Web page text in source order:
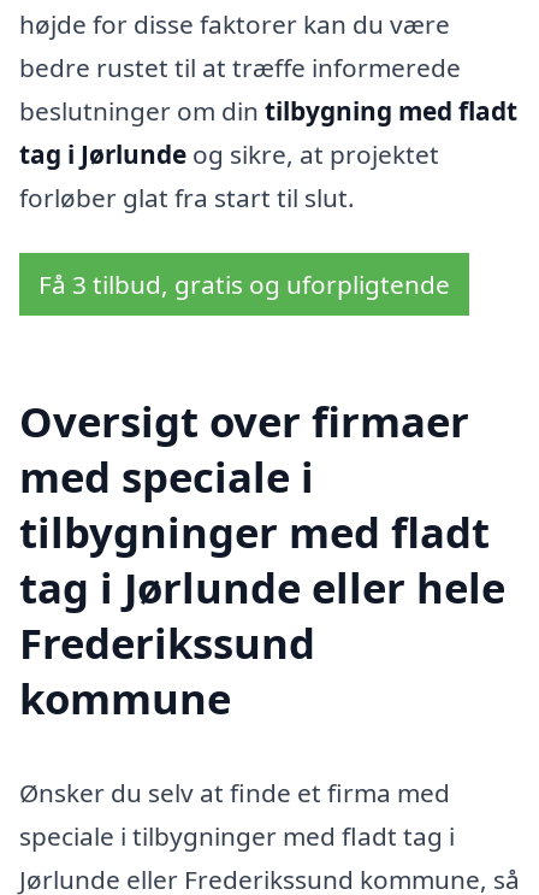
højde for disse faktorer kan du være
bedre rustet til at træffe informerede
beslutninger om din tilbygning med fladt
tag i Jørlunde og sikre, at projektet
forløber glat fra start til slut.
Få 3 tilbud, gratis og uforpligtende
Oversigt over firmaer
med speciale i
tilbygninger med fladt
tag i Jørlunde eller hele
Frederikssund
kommune
Ønsker du selv at finde et firma med
speciale i tilbygninger med fladt tag i
Jørlunde eller Frederikssund kommune, så